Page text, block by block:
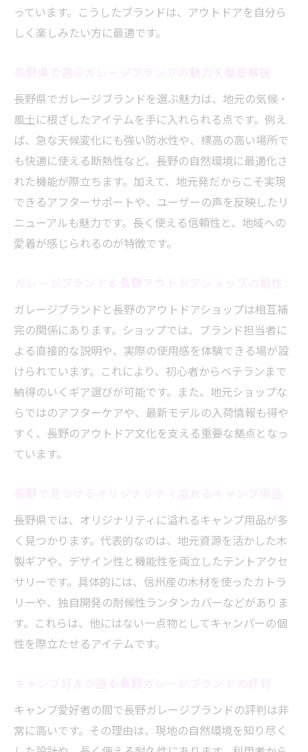
おしゃれ＆実用性を両立する長野ギア選び
長野のアウトドアショップでギア選定を楽
方
長野発信のキャンプ文化を道具選びで体感
する
っています。こうしたブランドは、アウトドアを自分ら
しく楽しみたい方に最適です。
長野県でガレージブランドを選ぶ魅力は、地元の気候・
風土に根ざしたアイテムを手に入れられる点です。例え
ば、急な天候変化にも強い防水性や、標高の高い場所で
も快適に使える断熱性など、長野の自然環境に最適化さ
れた機能が際立ちます。加えて、地元発だからこそ実現
できるアフターサポートや、ユーザーの声を反映したリ
ニューアルも魅力です。長く使える信頼性と、地域への
愛着が感じられるのが特徴です。
ガレージブランドと長野のアウトドアショップは相互補
完の関係にあります。ショップでは、ブランド担当者に
よる直接的な説明や、実際の使用感を体験できる場が設
けられています。これにより、初心者からベテランまで
納得のいくギア選びが可能です。また、地元ショップな
らではのアフターケアや、最新モデルの入荷情報も得や
すく、長野のアウトドア文化を支える重要な拠点となっ
ています。
長野県では、オリジナリティに溢れるキャンプ用品が多
く見つかります。代表的なのは、地元資源を活かした木
製ギアや、デザイン性と機能性を両立したテントアクセ
サリーです。具体的には、信州産の木材を使ったカトラ
リーや、独自開発の耐候性ランタンカバーなどがありま
す。これらは、他にはない一点物としてキャンパーの個
性を際立たせるアイテムです。
キャンプ愛好者の間で長野ガレージブランドの評判は非
常に高いです。その理由は、現地の自然環境を知り尽く